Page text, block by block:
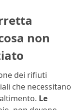
non
dei rifiuti
che necessitano
Le